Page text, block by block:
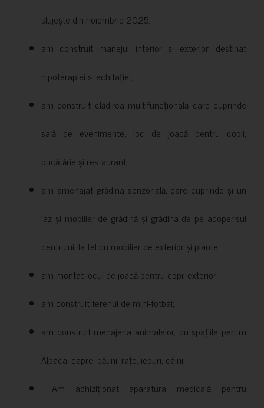
slujește din noiembrie 2025;
am construit manejul interior și exterior, destinat
hipoterapiei și echitației;
am construit clădirea multifuncțională care cuprinde
sală de evenimente, loc de joacă pentru copii,
bucătărie și restaurant;
am amenajat grădina senzorială, care cuprinde și un
iaz și mobilier de grădină și grădina de pe acoperisul
centrului, la fel cu mobilier de exterior și plante;
am montat locul de joacă pentru copii exterior;
am construit terenul de mini-fotbal;
am construit menajeria animalelor, cu spațiile pentru
Alpaca, capre, păuni, rațe, iepuri, câini;
Am achiziționat aparatura medicală pentru